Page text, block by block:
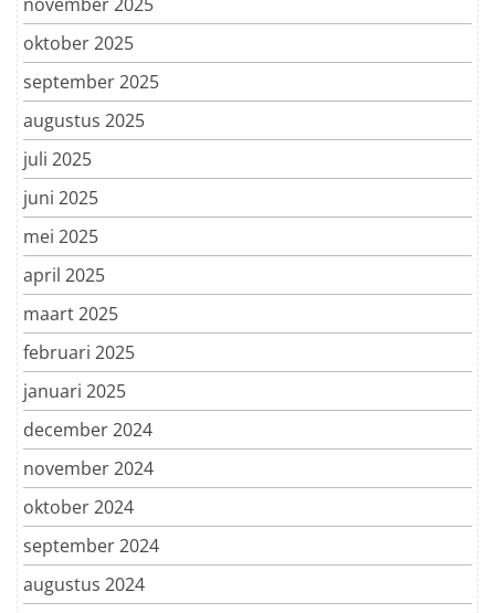
oktober 2025
september 2025
augustus 2025
juli 2025
juni 2025
mei 2025
april 2025
maart 2025
februari 2025
januari 2025
december 2024
november 2024
oktober 2024
september 2024
augustus 2024